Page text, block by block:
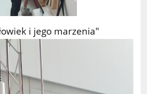
i jego marzenia"